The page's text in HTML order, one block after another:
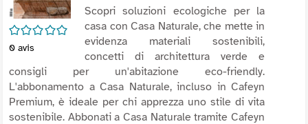
/5
0 avis
Scopri soluzioni ecologiche per la
casa con Casa Naturale, che mette in
evidenza materiali sostenibili,
concetti di architettura verde e
consigli per un'abitazione eco-friendly.
L'abbonamento a Casa Naturale, incluso in Cafeyn
Premium, è ideale per chi apprezza uno stile di vita
sostenibile. Abbonati a Casa Naturale tramite Cafeyn